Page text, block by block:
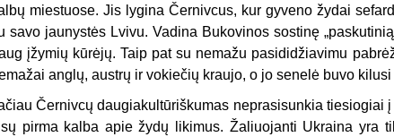
miestuose. Jis lygina Černivcus, kur gyveno žydai
savo jaunystės Lvivu. Vadina Bukovinos sostinę
įžymių kūrėjų. Taip pat su nemažu pasididžiavimu
anglų, austrų ir vokiečių kraujo, o jo senelė buvo
Černivcų daugiakultūriškumas neprasisunkia tiesiogiai
pirma kalba apie žydų likimus. Žaliuojanti Ukraina yra